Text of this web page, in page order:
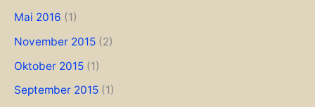
Mai 2016 (1)
November 2015 (2)
Oktober 2015 (1)
September 2015 (1)